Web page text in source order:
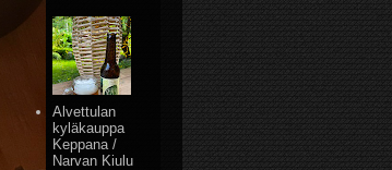
Alvettulan
kyläkauppa
Keppana /
Narvan Kiulu